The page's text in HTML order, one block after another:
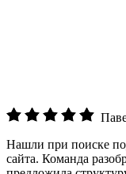
Нашли при поиске
сайта. Команда